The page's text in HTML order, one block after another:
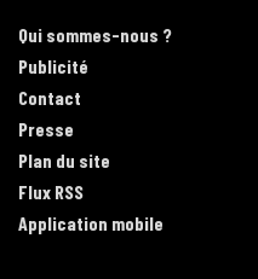
Qui sommes-nous ?
Publicité
Contact
Presse
Plan du site
Flux RSS
Application mobile